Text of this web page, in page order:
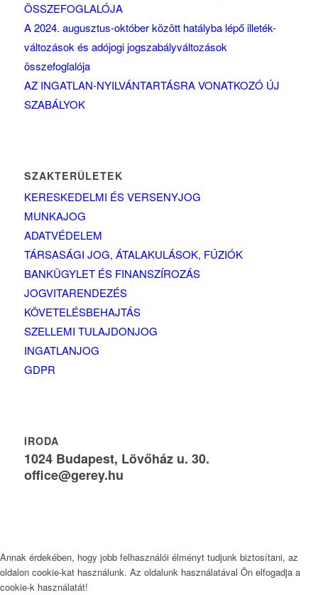
ÖSSZEFOGLALÓJA
A 2024. augusztus-október között hatályba lépő illeték-
változások és adójogi jogszabályváltozások
összefoglalója
AZ INGATLAN-NYILVÁNTARTÁSRA VONATKOZÓ ÚJ
SZABÁLYOK
SZAKTERÜLETEK
KERESKEDELMI ÉS VERSENYJOG
MUNKAJOG
ADATVÉDELEM
TÁRSASÁGI JOG, ÁTALAKULÁSOK, FÚZIÓK
BANKÜGYLET ÉS FINANSZÍROZÁS
JOGVITARENDEZÉS
KÖVETELÉSBEHAJTÁS
SZELLEMI TULAJDONJOG
INGATLANJOG
GDPR
IRODA
1024 Budapest, Lövőház u. 30.
office@gerey.hu
Annak érdekében, hogy jobb felhasználói élményt tudjunk biztosítani, az
oldalon cookie-kat használunk. Az oldalunk használatával Ön elfogadja a
cookie-k használatát!